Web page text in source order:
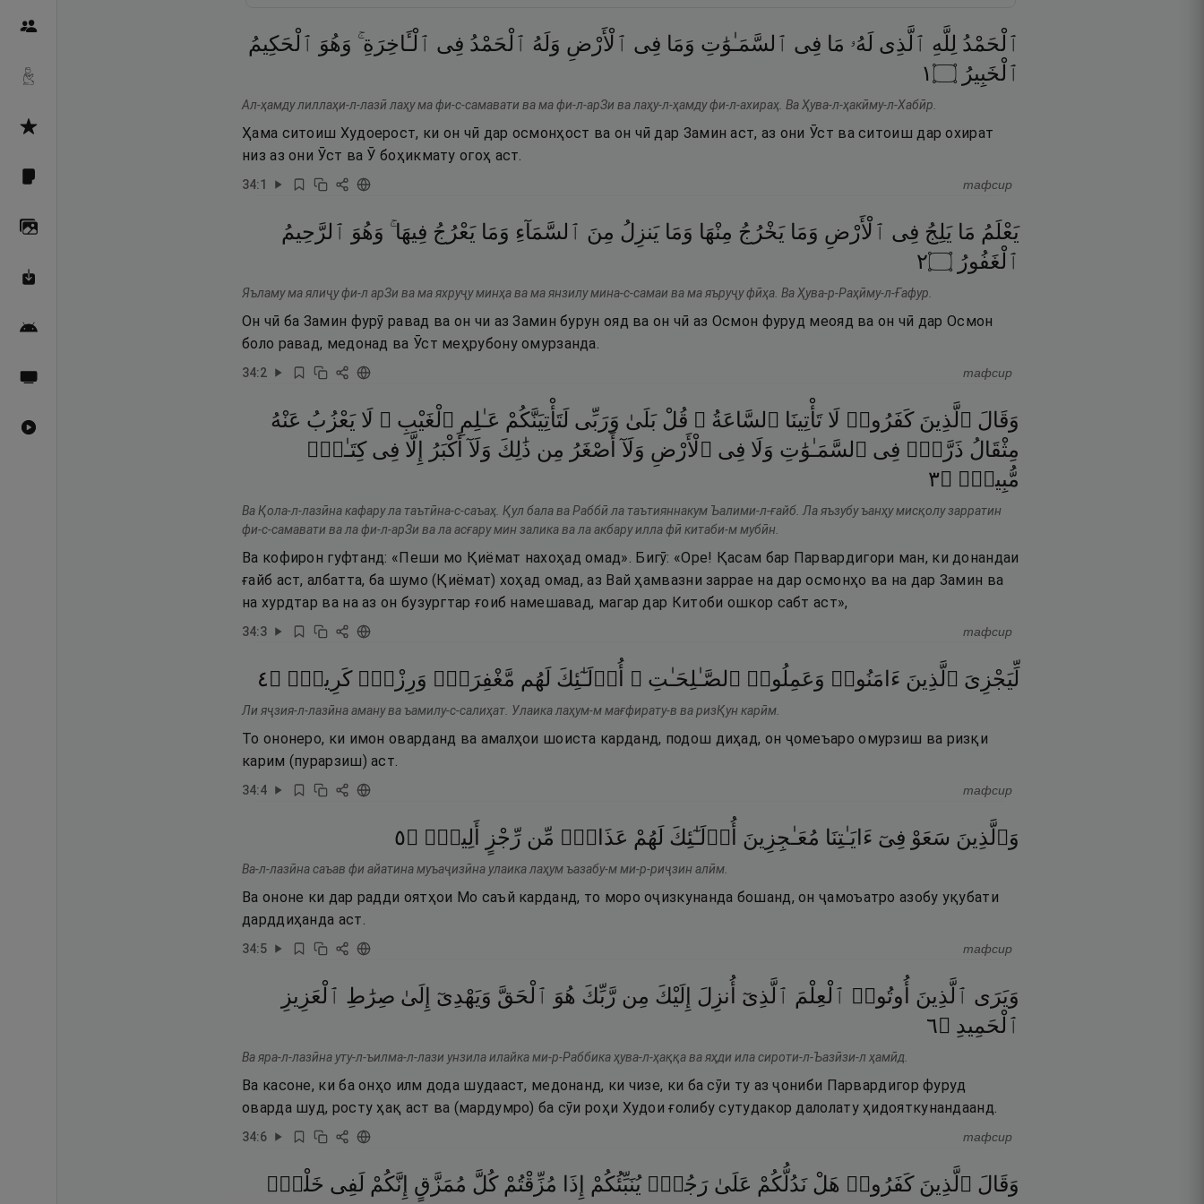
ٱلْحَمْدُ لِلَّهِ ٱلَّذِى لَهُۥ مَا فِى ٱلسَّمَـٰوَٰتِ وَمَا فِى ٱلْأَرْضِ وَلَهُ ٱلْحَمْدُ فِى ٱلْـَٔاخِرَةِ ۚ وَهُوَ ٱلْحَكِيمُ
ٱلْخَبِيرُ ۝١
Ал-ҳамду лиллаҳи-л-лазӣ лаҳу ма фи-с-самавати ва ма фи-л-арЗи ва лаҳу-л-ҳамду фи-л-ахираҳ. Ва Ҳува-л-ҳакӣму-л-Хабӣр.
Ҳама ситоиш Худоерост, ки он чӣ дар осмонҳост ва он чӣ дар Замин аст, аз они Ӯст ва ситоиш дар охират
низ аз они Ӯст ва Ӯ боҳикмату огоҳ аст.
34:1 тафсир
يَعْلَمُ مَا يَلِجُ فِى ٱلْأَرْضِ وَمَا يَخْرُجُ مِنْهَا وَمَا يَنزِلُ مِنَ ٱلسَّمَآءِ وَمَا يَعْرُجُ فِيهَا ۚ وَهُوَ ٱلرَّحِيمُ
ٱلْغَفُورُ ۝٢
Яъламу ма ялиҷу фи-л арЗи ва ма яхруҷу минҳа ва ма янзилу мина-с-самаи ва ма яъруҷу фӣҳа. Ва Ҳува-р-Раҳӣму-л-Ғафур.
Он чӣ ба Замин фурӯ равад ва он чи аз Замин бурун ояд ва он чӣ аз Осмон фуруд меояд ва он чӣ дар Осмон
боло равад, медонад ва Ӯст меҳрубону омурзанда.
34:2 тафсир
وَقَالَ ٱلَّذِينَ كَفَرُوا۟ لَا تَأْتِينَا ٱلسَّاعَةُ ۖ قُلْ بَلَىٰ وَرَبِّى لَتَأْتِيَنَّكُمْ عَـٰلِمِ ٱلْغَيْبِ ۖ لَا يَعْزُبُ عَنْهُ
مِثْقَالُ ذَرَّةٍۢ فِى ٱلسَّمَـٰوَٰتِ وَلَا فِى ٱلْأَرْضِ وَلَآ أَصْغَرُ مِن ذَٰلِكَ وَلَآ أَكْبَرُ إِلَّا فِى كِتَـٰبٍۢ
مُّبِينٍۢ ۝٣
Ва Қола-л-лазӣна кафару ла таътӣна-с-саъаҳ. Қул бала ва Раббӣ ла таътияннакум Ъалими-л-ғайб. Ла яъзубу ъанҳу мисқолу зарратин
фи-с-самавати ва ла фи-л-арЗи ва ла асғару мин залика ва ла акбару илла фӣ китаби-м мубӣн.
Ва кофирон гуфтанд: «Пеши мо Қиёмат нахоҳад омад». Бигӯ: «Оре! Қасам бар Парвардигори ман, ки донандаи
ғайб аст, албатта, ба шумо (Қиёмат) хоҳад омад, аз Вай ҳамвазни заррае на дар осмонҳо ва на дар Замин ва
на хурдтар ва на аз он бузургтар ғоиб намешавад, магар дар Китоби ошкор сабт аст»,
34:3 тафсир
لِّيَجْزِىَ ٱلَّذِينَ ءَامَنُوا۟ وَعَمِلُوا۟ ٱلصَّـٰلِحَـٰتِ ۚ أُو۟لَـٰٓئِكَ لَهُم مَّغْفِرَةٌۭ وَرِزْقٌۭ كَرِيمٌۭ ۝٤
Ли яҷзия-л-лазӣна аману ва ъамилу-с-салиҳат. Улаика лаҳум-м мағфирату-в ва ризҚун карӣм.
То ононеро, ки имон оварданд ва амалҳои шоиста карданд, подош диҳад, он ҷомеъаро омурзиш ва ризқи
карим (пурарзиш) аст.
34:4 тафсир
وَٱلَّذِينَ سَعَوْ فِىٓ ءَايَـٰتِنَا مُعَـٰجِزِينَ أُو۟لَـٰٓئِكَ لَهُمْ عَذَابٌۭ مِّن رِّجْزٍ أَلِيمٌۭ ۝٥
Ва-л-лазӣна саъав фи айатина муъаҷизӣна улаика лаҳум ъазабу-м ми-р-риҷзин алӣм.
Ва ононе ки дар радди оятҳои Мо саъй карданд, то моро оҷизкунанда бошанд, он ҷамоъатро азобу уқубати
дарддиҳанда аст.
34:5 тафсир
وَيَرَى ٱلَّذِينَ أُوتُوا۟ ٱلْعِلْمَ ٱلَّذِىٓ أُنزِلَ إِلَيْكَ مِن رَّبِّكَ هُوَ ٱلْحَقَّ وَيَهْدِىٓ إِلَىٰ صِرَٰطِ ٱلْعَزِيزِ
ٱلْحَمِيدِ ۝٦
Ва яра-л-лазӣна уту-л-ъилма-л-лази унзила илайка ми-р-Раббика ҳува-л-ҳаққа ва яҳди ила сироти-л-Ъазӣзи-л ҳамӣд.
Ва касоне, ки ба онҳо илм дода шудааст, медонанд, ки чизе, ки ба сӯи ту аз ҷониби Парвардигор фуруд
оварда шуд, росту ҳақ аст ва (мардумро) ба сӯи роҳи Худои ғолибу сутудакор далолату ҳидояткунандаанд.
34:6 тафсир
وَقَالَ ٱلَّذِينَ كَفَرُوا۟ هَلْ نَدُلُّكُمْ عَلَىٰ رَجُلٍۢ يُنَبِّئُكُمْ إِذَا مُزِّقْتُمْ كُلَّ مُمَزَّقٍ إِنَّكُمْ لَفِى خَلْقٍۢ